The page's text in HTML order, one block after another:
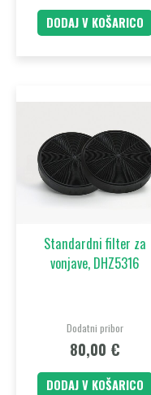
DODAJ V KOŠARICO
Standardni filter za
vonjave, DHZ5316
Dodatni pribor
80,00 €
DODAJ V KOŠARICO